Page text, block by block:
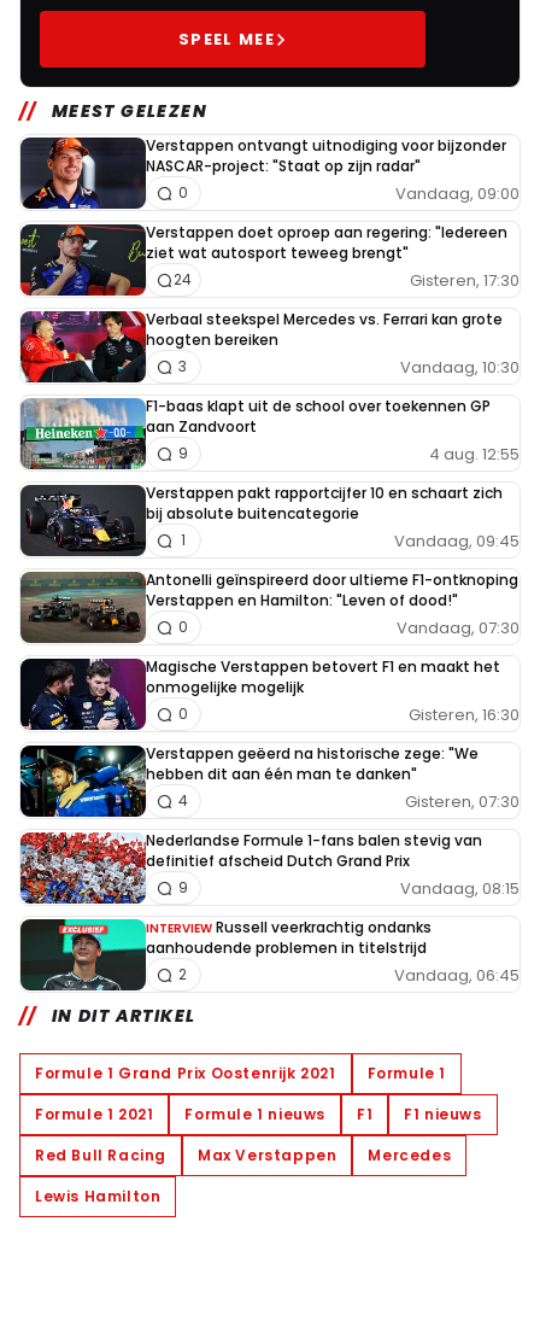
SPEEL MEE
MEEST GELEZEN
Verstappen ontvangt uitnodiging voor bijzonder
NASCAR-project: "Staat op zijn radar"
Vandaag, 09:00
0
Verstappen doet oproep aan regering: "Iedereen
ziet wat autosport teweeg brengt"
Gisteren, 17:30
24
Verbaal steekspel Mercedes vs. Ferrari kan grote
hoogten bereiken
Vandaag, 10:30
3
F1-baas klapt uit de school over toekennen GP
aan Zandvoort
4 aug. 12:55
9
Verstappen pakt rapportcijfer 10 en schaart zich
bij absolute buitencategorie
Vandaag, 09:45
1
Antonelli geïnspireerd door ultieme F1-ontknoping
Verstappen en Hamilton: "Leven of dood!"
Vandaag, 07:30
0
Magische Verstappen betovert F1 en maakt het
onmogelijke mogelijk
Gisteren, 16:30
0
Verstappen geëerd na historische zege: "We
hebben dit aan één man te danken"
Gisteren, 07:30
4
Nederlandse Formule 1-fans balen stevig van
definitief afscheid Dutch Grand Prix
Vandaag, 08:15
9
INTERVIEW Russell veerkrachtig ondanks
aanhoudende problemen in titelstrijd
Vandaag, 06:45
2
IN DIT ARTIKEL
Formule 1 Grand Prix Oostenrijk 2021
Formule 1
Formule 1 2021
Formule 1 nieuws F1
F1 nieuws
Red Bull Racing
Max Verstappen
Mercedes
Lewis Hamilton